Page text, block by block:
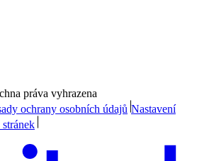
práva vyhrazena
ochrany osobních údajů Nastavení